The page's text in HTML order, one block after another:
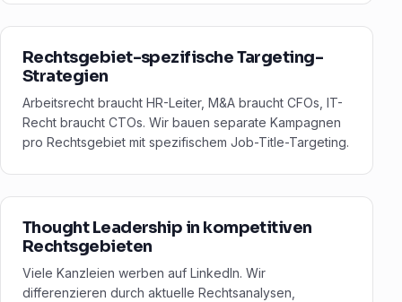
Rechtsgebiet-spezifische Targeting-
Strategien
Arbeitsrecht braucht HR-Leiter, M&A braucht CFOs, IT-
Recht braucht CTOs. Wir bauen separate Kampagnen
pro Rechtsgebiet mit spezifischem Job-Title-Targeting.
Thought Leadership in kompetitiven
Rechtsgebieten
Viele Kanzleien werben auf LinkedIn. Wir
differenzieren durch aktuelle Rechtsanalysen,